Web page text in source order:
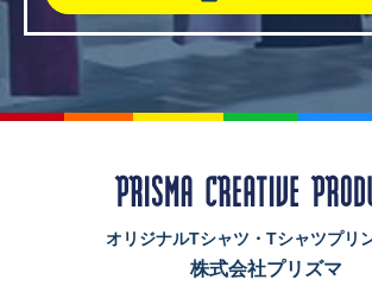
オリジナルTシャツ・Tシャツプリ
株式会社プリズマ